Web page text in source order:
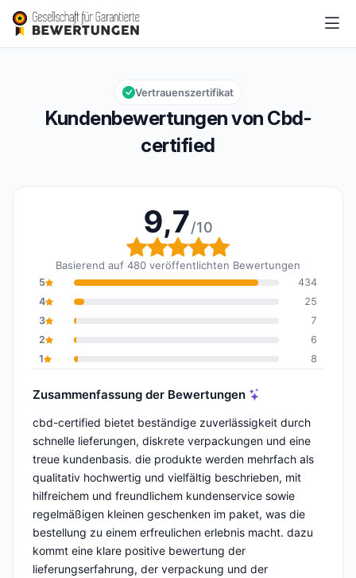
Cbd-certified
Gesamtbewertung: 9,7 von 10
9,7/10
Kundenbewertungen von Cbd-
certified
Vertrauenszertifikat
9,7/10
Gesamtbewertung: 9,7
Basierend auf 480 veröffentlichten Bewertungen
5
434
4
25
3
7
2
6
1
8
Zusammenfassung der Bewertungen
cbd-certified bietet beständige zuverlässigkeit durch
schnelle lieferungen, diskrete verpackungen und eine
treue kundenbasis. die produkte werden mehrfach als
qualitativ hochwertig und vielfältig beschrieben, mit
hilfreichem und freundlichem kundenservice sowie
regelmäßigen kleinen geschenken im paket, was die
bestellung zu einem erfreulichen erlebnis macht. dazu
kommt eine klare positive bewertung der
lieferungserfahrung, der verpackung und der